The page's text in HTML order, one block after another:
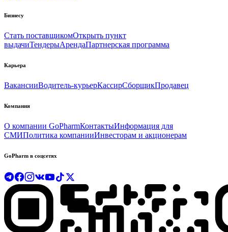
Бизнесу
Стать поставщикомОткрыть пункт
выдачиТендерыАрендаПартнерская программа
Карьера
ВакансииВодитель-курьерКассирСборщикПродавец
Компания
О компании GoPharmКонтактыИнформация для
СМИПолитика компанииИнвесторам и акционерам
GoPharm в соцсетях